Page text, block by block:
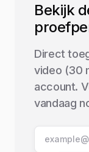
Bekijk
Direct
video (30
account.
vandaag